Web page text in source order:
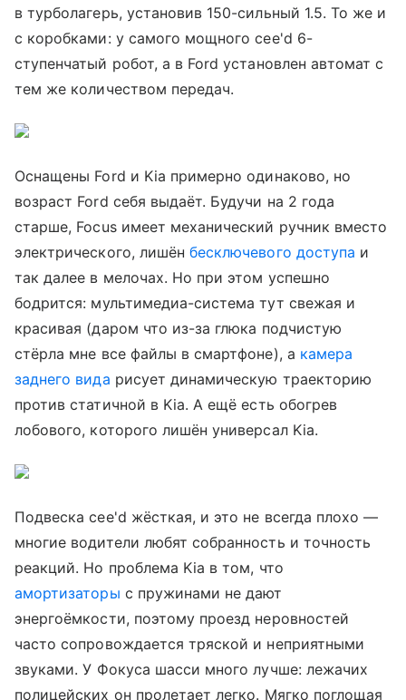
в турболагерь, установив 150-сильный 1.5. То же и
с коробками: у самого мощного cee'd 6-
ступенчатый робот, а в Ford установлен автомат с
тем же количеством передач.
Оснащены Ford и Kia примерно одинаково, но
возраст Ford себя выдаёт. Будучи на 2 года
старше, Focus имеет механический ручник вместо
электрического, лишёнбесключевого доступа и
так далее в мелочах. Но при этом успешно
бодрится: мультимедиа-система тут свежая и
красивая (даром что из-за глюка подчистую
стёрла мне все файлы в смартфоне), а камера
заднего вида рисует динамическую траекторию
против статичной в Kia. А ещё есть обогрев
лобового, которого лишён универсал Kia.
Подвеска cee'd жёсткая, и это не всегда плохо —
многие водители любят собранность и точность
реакций. Но проблема Kia в том, что
амортизаторы с пружинами не дают
энергоёмкости, поэтому проезд неровностей
часто сопровождается тряской и неприятными
звуками. У Фокуса шасси много лучше: лежачих
полицейских он пролетает легко. Мягко поглощая